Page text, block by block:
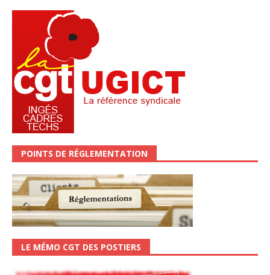
POINTS DE RÉGLEMENTATION
LE MÉMO CGT DES POSTIERS